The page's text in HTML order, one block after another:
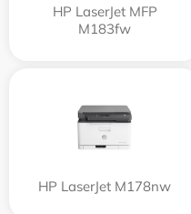
HP LaserJet MFP
M183fw
HP LaserJet M178nw